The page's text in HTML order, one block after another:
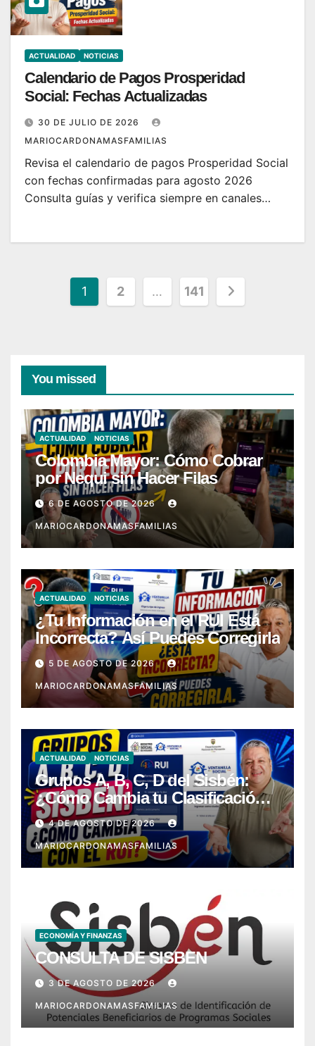
ACTUALIDAD NOTICIAS
Calendario de Pagos Prosperidad
Social: Fechas Actualizadas
30 DE JULIO DE 2026
MARIOCARDONAMASFAMILIAS
Revisa el calendario de pagos Prosperidad Social
con fechas confirmadas para agosto 2026
Consulta guías y verifica siempre en canales…
Paginación
1 2 … 141
You missed
ACTUALIDAD NOTICIAS
Colombia Mayor: Cómo Cobrar
por Nequi sin Hacer Filas
6 DE AGOSTO DE 2026
MARIOCARDONAMASFAMILIAS
ACTUALIDAD NOTICIAS
¿Tu Información en el RUI Está
Incorrecta? Así Puedes Corregirla
5 DE AGOSTO DE 2026
MARIOCARDONAMASFAMILIAS
ACTUALIDAD NOTICIAS
Grupos A, B, C, D del Sisbén:
¿Cómo Cambia tu Clasificación
con el RUI?
4 DE AGOSTO DE 2026
MARIOCARDONAMASFAMILIAS
ECONOMÍA Y FINANZAS
CONSULTA DE SISBEN
3 DE AGOSTO DE 2026
MARIOCARDONAMASFAMILIAS